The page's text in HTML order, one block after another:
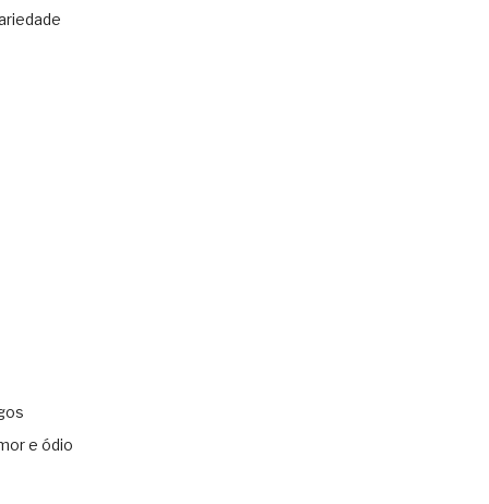
e ódio